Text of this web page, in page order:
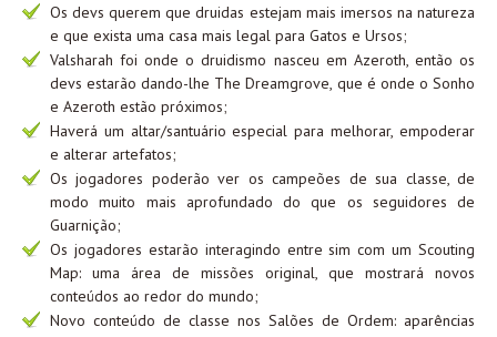
Os devs querem que druidas estejam mais imersos na natureza
e que exista uma casa mais legal para Gatos e Ursos;
Valsharah foi onde o druidismo nasceu em Azeroth, então os
devs estarão dando-lhe The Dreamgrove, que é onde o Sonho
e Azeroth estão próximos;
Haverá um altar/santuário especial para melhorar, empoderar
e alterar artefatos;
Os jogadores poderão ver os campeões de sua classe, de
modo muito mais aprofundado do que os seguidores de
Guarnição;
Os jogadores estarão interagindo entre sim com um Scouting
Map: uma área de missões original, que mostrará novos
conteúdos ao redor do mundo;
Novo conteúdo de classe nos Salões de Ordem: aparências